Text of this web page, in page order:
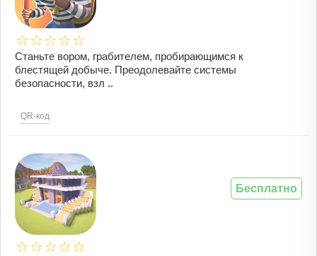
Станьте вором, грабителем, пробирающимся к
блестящей добыче. Преодолевайте системы
безопасности, взл ..
QR-код
Бесплатно